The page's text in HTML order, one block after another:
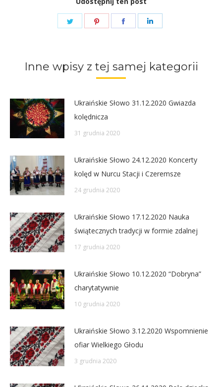
Share
Share
Share
Inne wpisy z tej samej kategorii
Ukraińskie Słowo 31.12.2020 Gwiazda
kolędnicza
31 grudnia 2020
Ukraińskie Słowo 24.12.2020 Koncerty
kolęd w Nurcu Stacji i Czeremsze
24 grudnia 2020
Ukraińskie Słowo 17.12.2020 Nauka
świątecznych tradycji w formie zdalnej
17 grudnia 2020
Ukraińskie Słowo 10.12.2020 “Dobryna”
charytatywnie
10 grudnia 2020
Ukraińskie Słowo 3.12.2020 Wspomnienie
ofiar Wielkiego Głodu
3 grudnia 2020